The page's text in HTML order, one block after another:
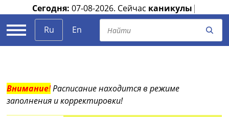
Сегодня: 07-08-2026. Сейчас каникулы |
Ru
En
Внимание!Расписание находится в режиме
заполнения и корректировки!